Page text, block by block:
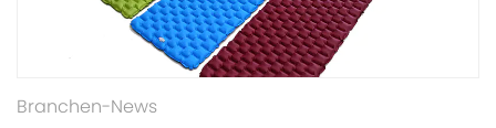
Branchen-News